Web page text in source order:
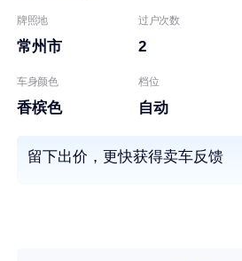
牌照地
常州市
过户次数
2
车身颜色
香槟色
档位
自动
留下出价，更快获得卖车反馈